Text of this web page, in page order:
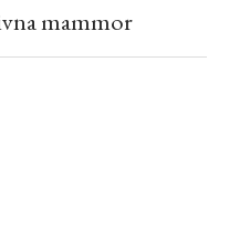
mammor